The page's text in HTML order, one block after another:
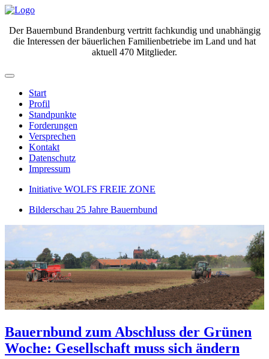
Der Bauernbund Brandenburg vertritt fachkundig und unabhängig
die Interessen der bäuerlichen Familienbetriebe im Land und hat
aktuell 470 Mitglieder.
Start
Profil
Standpunkte
Forderungen
Versprechen
Kontakt
Datenschutz
Impressum
Initiative WOLFS FREIE ZONE
Bilderschau 25 Jahre Bauernbund
Bauernbund zum Abschluss der Grünen
Woche: Gesellschaft muss sich ändern